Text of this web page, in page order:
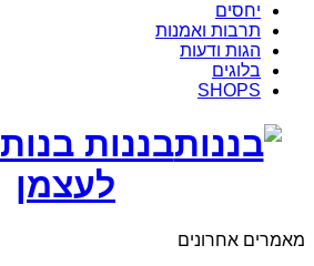
יחסים
תרבות ואמנות
הגות ודעות
בלוגים
SHOPS
בננות
לעצמן
מאמרים אחרונים